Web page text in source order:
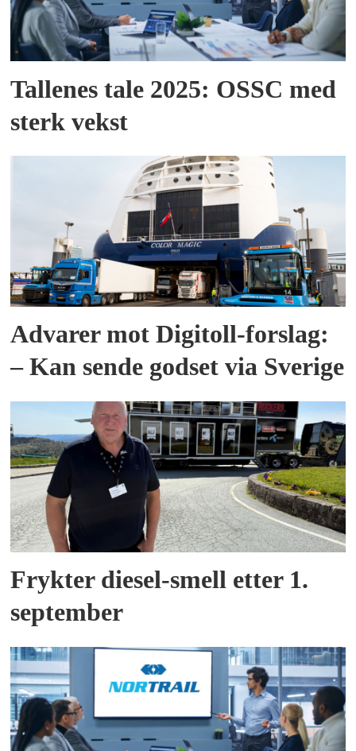
Tallenes tale 2025: OSSC med
sterk vekst
Advarer mot Digitoll-forslag:
– Kan sende godset via Sverige
Frykter diesel-smell etter 1.
september